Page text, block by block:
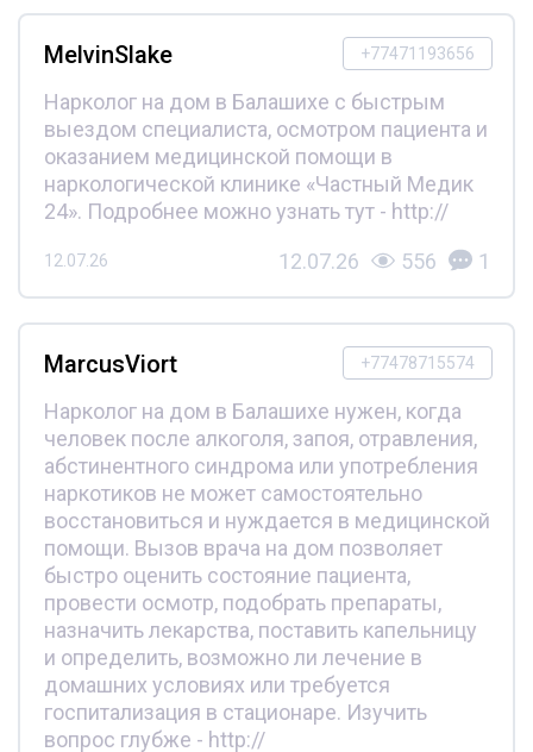
+77471193656
MelvinSlake
Нарколог на дом в Балашихе с быстрым
выездом специалиста, осмотром пациента и
оказанием медицинской помощи в
наркологической клинике «Частный Медик
24». Подробнее можно узнать тут - http://
12.07.26 12.07.26 556 1
+77478715574
MarcusViort
Нарколог на дом в Балашихе нужен, когда
человек после алкоголя, запоя, отравления,
абстинентного синдрома или употребления
наркотиков не может самостоятельно
восстановиться и нуждается в медицинской
помощи. Вызов врача на дом позволяет
быстро оценить состояние пациента,
провести осмотр, подобрать препараты,
назначить лекарства, поставить капельницу
и определить, возможно ли лечение в
домашних условиях или требуется
госпитализация в стационаре. Изучить
вопрос глубже - http://